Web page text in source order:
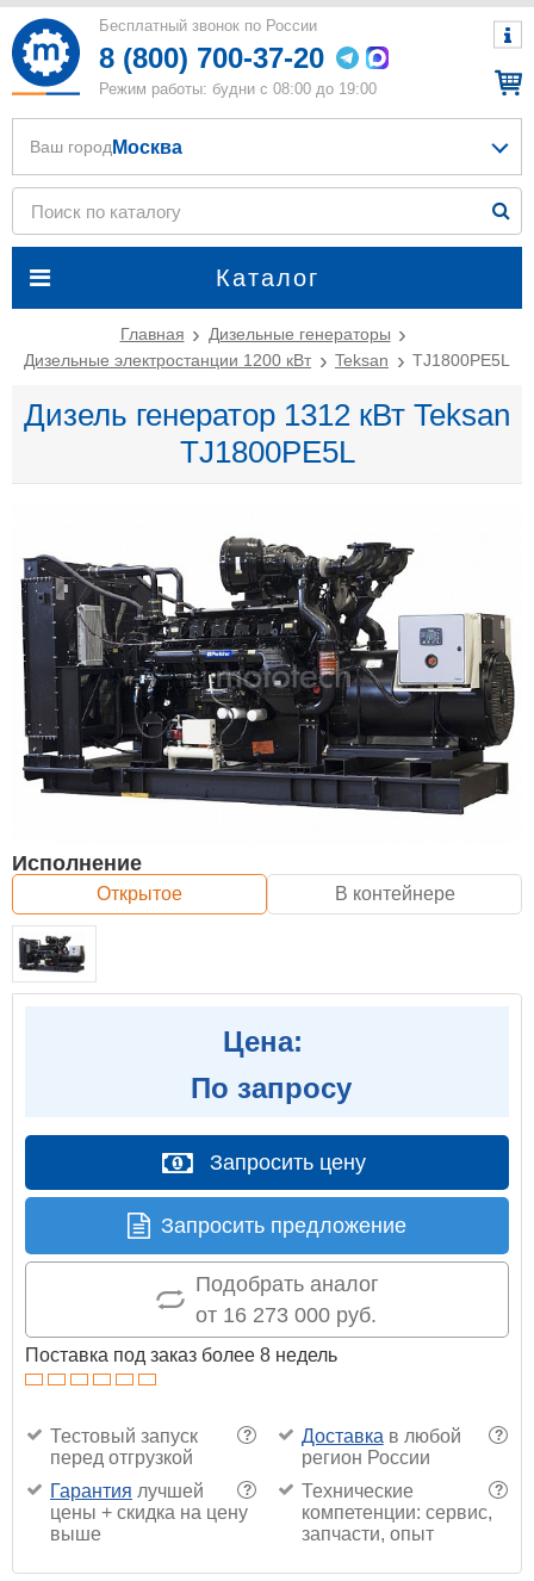
Бесплатный звонок по России
8 (800) 700-37-20
Режим работы: будни с 08:00 до 19:00
Каталог
Ваш город Москва
Главная
Дизельные генераторы
Дизельные электростанции 1200 кВт
Teksan TJ1800PE5L
Дизель генератор 1312 кВт Teksan
TJ1800PE5L
Исполнение
Открытое В контейнере
Цена:
По запросу
Запросить цену
Запросить предложение
Подобрать аналог
от 16 273 000 руб.
Поставка под заказ более 8 недель
?
Тестовый запуск
перед отгрузкой
?
Доставка в любой
регион России
?
Гарантия лучшей
цены + скидка на цену
выше
?
Технические
компетенции: сервис,
запчасти, опыт